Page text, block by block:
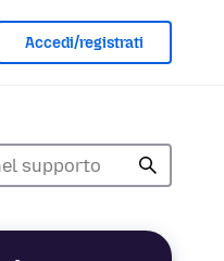
Accedi/registrati